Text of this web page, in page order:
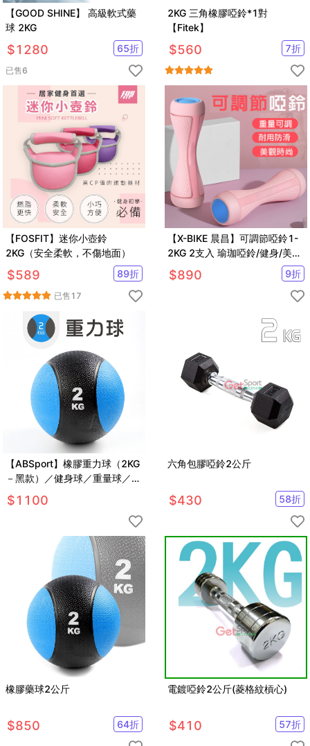
【GOOD SHINE】 高級軟式藥
球 2KG
$1280 65折
已售6
2KG 三角橡膠啞鈴*1對
【Fitek】
$560 7折
【FOSFIT】迷你小壺鈴
2KG（安全柔軟，不傷地面）
$589 89折
已售 17
【X-BIKE 晨昌】可調節啞鈴1-
2KG 2支入 瑜珈啞鈴/健身/美體
啞鈴 XFE-Y284
$890 9折
【ABSport】橡膠重力球（2KG
－黑款）／健身球／重量球／藥
球／實心球／平衡訓練球
$1100
六角包膠啞鈴2公斤
$430 58折
橡膠藥球2公斤
$850 64折
電鍍啞鈴2公斤(菱格紋槓心)
$410 57折